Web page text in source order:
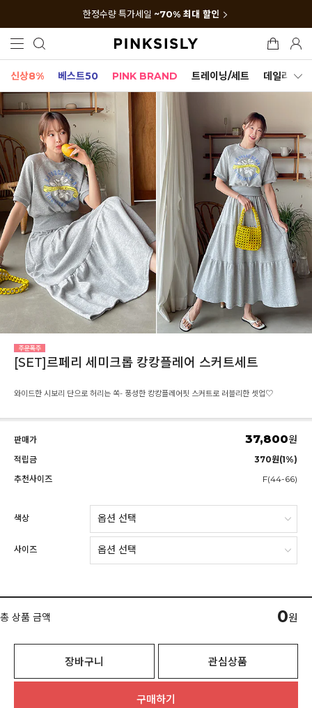
한정수량 특가세일 ~70% 최대 할인
신상8% 베스트50 PINK BRAND 트레이닝/세트 데일리세트
[SET]르페리 세미크롭 캉캉플레어 스커트세트
와이드한 시보리 단으로 허리는 쏙- 풍성한 캉캉플레어핏 스커트로 러블리한 셋업♡
판매가 37,800원
적립금
370원(1%)
추천사이즈
F(44-66)
색상
사이즈
총 상품 금액 0원
장바구니 관심상품
구매하기